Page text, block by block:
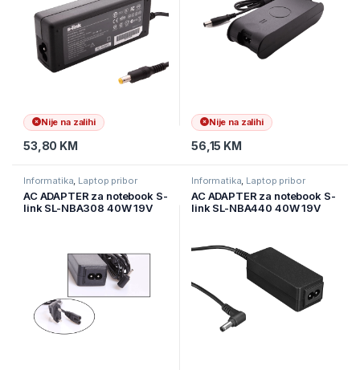
Nije na zalihi
53,80 KM
Nije na zalihi
56,15 KM
Informatika, Laptop pribor
AC ADAPTER za notebook S-
link SL-NBA308 40W 19V
Informatika, Laptop pribor
AC ADAPTER za notebook S-
link SL-NBA440 40W 19V